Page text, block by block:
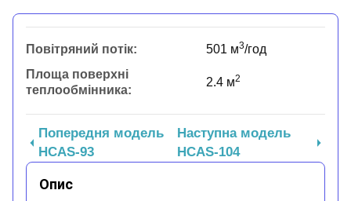
Повітряний потік: 501 м3/год
Площа поверхні
теплообмінника:
2.4 м2
Попередня модель
HCAS-93
Наступна модель
HCAS-104
Опис